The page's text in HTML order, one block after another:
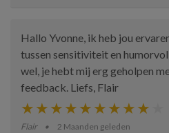
Hallo Yvonne, ik heb jou
tussen sensitiviteit en
wel, je hebt mij erg geholpen
feedback. Liefs, Flair
Flair 2 Maanden geleden